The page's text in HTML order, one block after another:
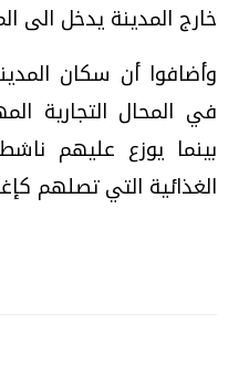
خارج المدينة يدخل الى
وأضافوا أن سكان
في المحال التجارية
بينما يوزع عليهم
الغذائية التي تصلهم